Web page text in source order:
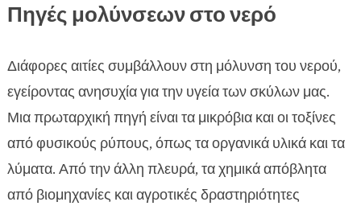
Πηγές μολύνσεων στο νερό
Διάφορες αιτίες συμβάλλουν στη μόλυνση του νερού,
εγείροντας ανησυχία για την υγεία των σκύλων μας.
Μια πρωταρχική πηγή είναι τα μικρόβια και οι τοξίνες
από φυσικούς ρύπους, όπως τα οργανικά υλικά και τα
λύματα. Από την άλλη πλευρά, τα χημικά απόβλητα
από βιομηχανίες και αγροτικές δραστηριότητες